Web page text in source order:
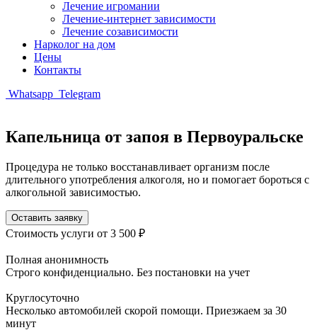
Лечение игромании
Лечение-интернет зависимости
Лечение созависимости
Нарколог на дом
Цены
Контакты
Whatsapp Telegram
Капельница от запоя в Первоуральске
Процедура не только восстанавливает организм после
длительного употребления алкоголя, но и помогает бороться с
алкогольной зависимостью.
Оставить заявку
Стоимость услуги от 3 500 ₽
Полная анонимность
Строго конфиденциально. Без постановки на учет
Круглосуточно
Несколько автомобилей скорой помощи. Приезжаем за 30
минут